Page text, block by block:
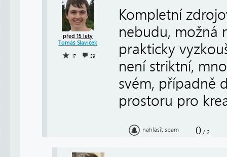
před 15 lety
Tomáš Slavíček
17 59
Kompletní
nebudu, možná
prakticky
není striktní,
svém, případně
prostoru pro
nahlásit spam 0 / 2